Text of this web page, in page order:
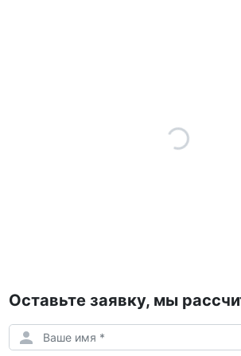
Оставьте заявку, мы